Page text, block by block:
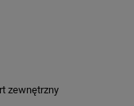
zewnętrzny